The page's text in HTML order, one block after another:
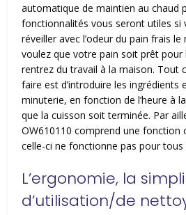
automatique de maintien au chaud
fonctionnalités vous seront utiles si
réveiller avec l’odeur du pain frais
voulez que votre pain soit prêt pour
rentrez du travail à la maison. Tout
faire est d’introduire les ingrédients
minuterie, en fonction de l’heure à
que la cuisson soit terminée. Par
OW610110 comprend une fonction
celle-ci ne fonctionne pas pour
L’ergonomie, la
d’utilisation/de